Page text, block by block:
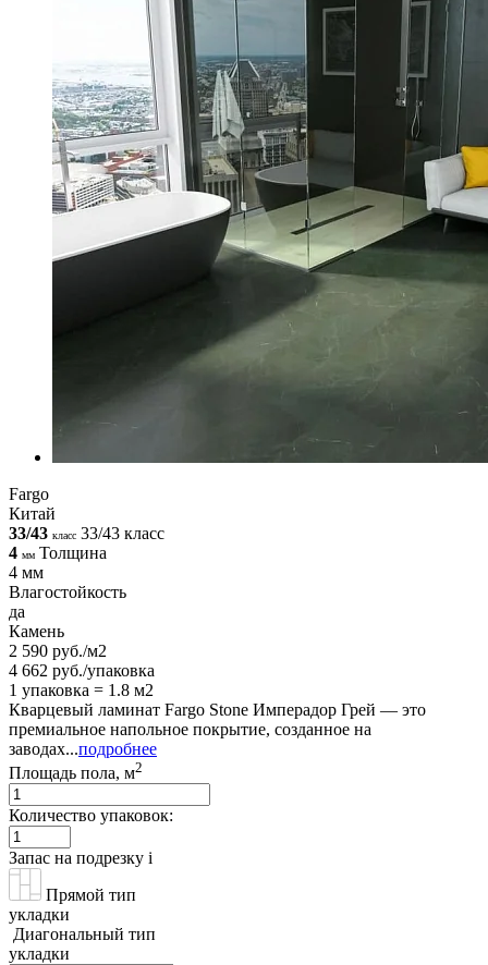
Fargo
Китай
33/43 класс 33/43 класс
4 мм Толщина
4 мм
Влагостойкость
да
Камень
2 590 руб./м2
4 662 руб./упаковка
1 упаковка = 1.8 м2
Кварцевый ламинат Fargo Stone Имперадор Грей — это
премиальное напольное покрытие, созданное на
заводах...подробнее
Площадь пола, м2
Количество упаковок:
Запас на подрезку i
Прямой тип
укладки
Диагональный тип
укладки